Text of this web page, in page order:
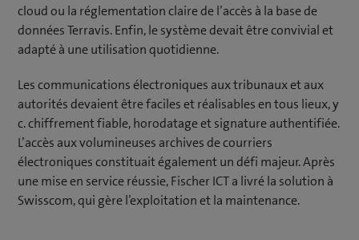
cloud ou la réglementation claire de l’accès à la base de
données Terravis. Enfin, le système devait être convivial et
adapté à une utilisation quotidienne.
Les communications électroniques aux tribunaux et aux
autorités devaient être faciles et réalisables en tous lieux, y
c. chiffrement fiable, horodatage et signature authentifiée.
L’accès aux volumineuses archives de courriers
électroniques constituait également un défi majeur. Après
une mise en service réussie, Fischer ICT a livré la solution à
Swisscom, qui gère l’exploitation et la maintenance.